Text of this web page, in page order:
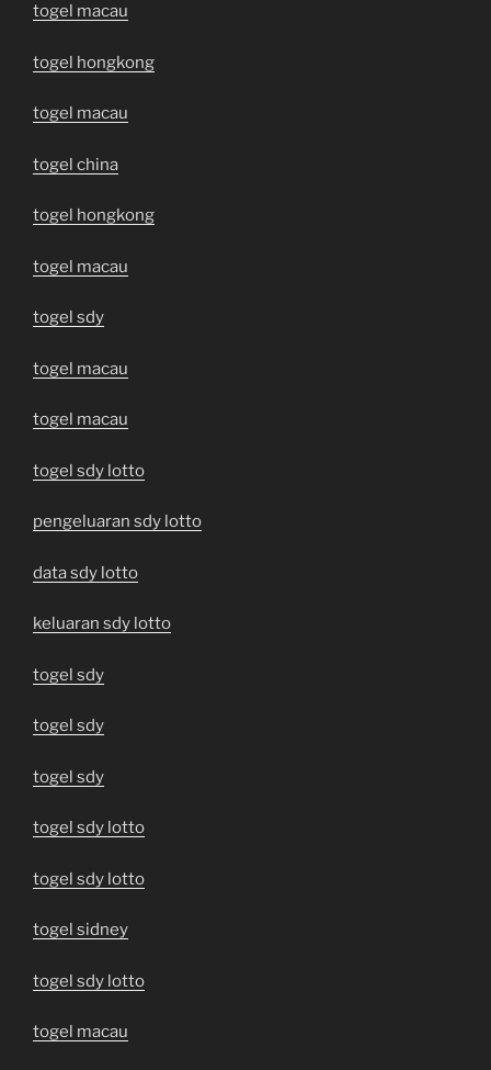
togel macau
togel hongkong
togel macau
togel china
togel hongkong
togel macau
togel sdy
togel macau
togel macau
togel sdy lotto
pengeluaran sdy lotto
data sdy lotto
keluaran sdy lotto
togel sdy
togel sdy
togel sdy
togel sdy lotto
togel sdy lotto
togel sidney
togel sdy lotto
togel macau